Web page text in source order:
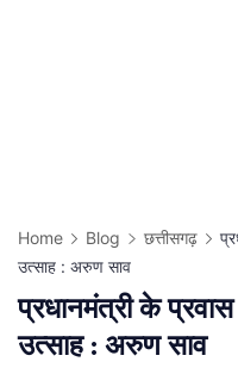
Home Blog छत्तीसगढ़
उत्साह : अरुण साव
प्रधानमंत्री के
उत्साह : अरुण साव